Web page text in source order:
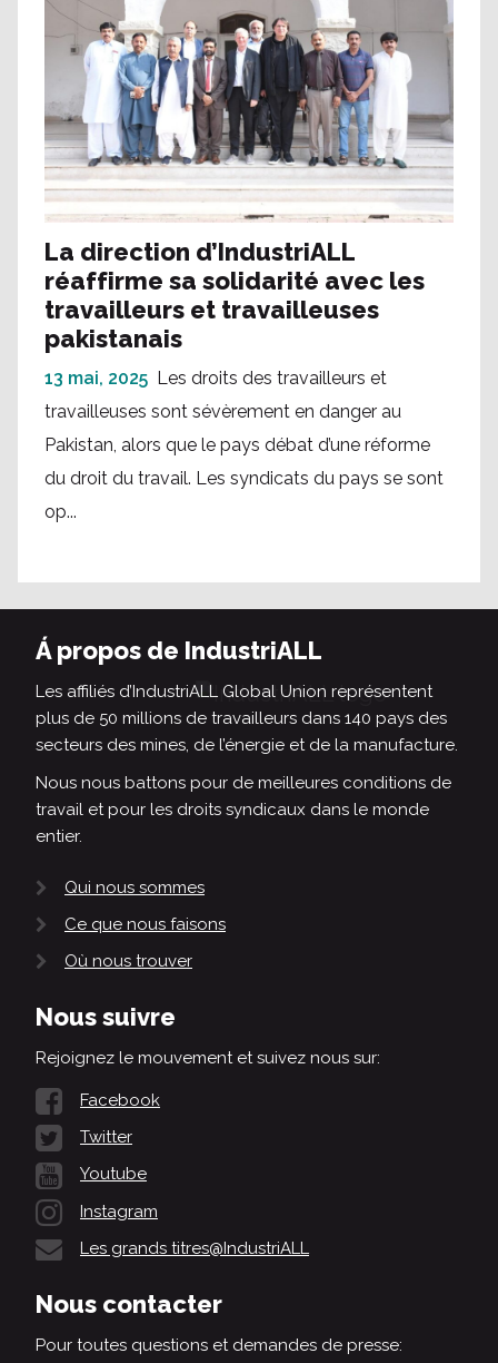
La direction d’IndustriALL
réaffirme sa solidarité avec les
travailleurs et travailleuses
pakistanais
13 mai, 2025 Les droits des travailleurs et
travailleuses sont sévèrement en danger au
Pakistan, alors que le pays débat d’une réforme
du droit du travail. Les syndicats du pays se sont
op...
Á propos de IndustriALL
Les affiliés d’IndustriALL Global Union représentent
plus de 50 millions de travailleurs dans 140 pays des
secteurs des mines, de l’énergie et de la manufacture.
Nous nous battons pour de meilleures conditions de
travail et pour les droits syndicaux dans le monde
entier.
Qui nous sommes
Ce que nous faisons
Où nous trouver
Nous suivre
Rejoignez le mouvement et suivez nous sur:
Facebook
Twitter
Youtube
Instagram
Les grands titres@IndustriALL
Nous contacter
Pour toutes questions et demandes de presse: